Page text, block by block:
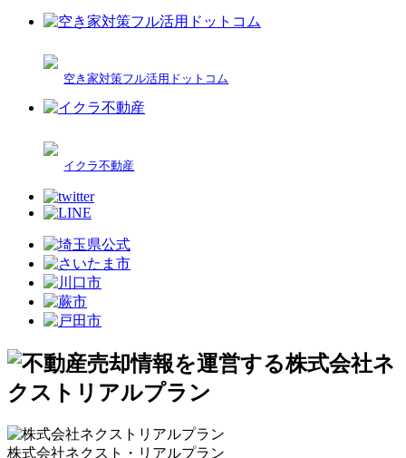
空き家対策フル活用ドットコム
イクラ不動産
株式会社ネクスト・リアルプラン